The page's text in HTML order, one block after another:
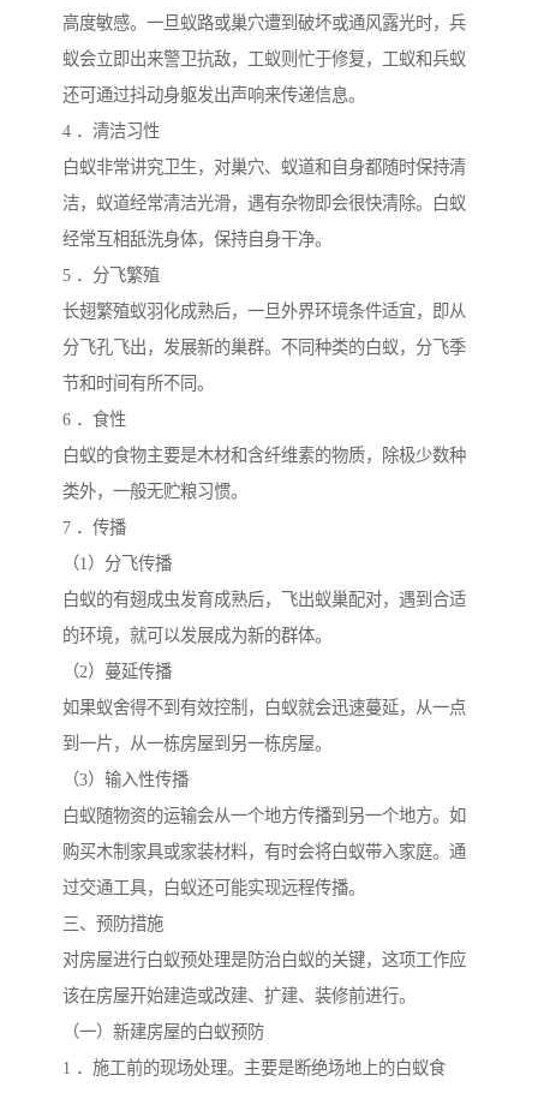
高度敏感。一旦蚁路或巢穴遭到破坏或通风露光时，兵
蚁会立即出来警卫抗敌，工蚁则忙于修复，工蚁和兵蚁
还可通过抖动身躯发出声响来传递信息。
4 ．清洁习性
白蚁非常讲究卫生，对巢穴、蚁道和自身都随时保持清
洁，蚁道经常清洁光滑，遇有杂物即会很快清除。白蚁
经常互相舐洗身体，保持自身干净。
5 ．分飞繁殖
长翅繁殖蚁羽化成熟后，一旦外界环境条件适宜，即从
分飞孔飞出，发展新的巢群。不同种类的白蚁，分飞季
节和时间有所不同。
6 ．食性
白蚁的食物主要是木材和含纤维素的物质，除极少数种
类外，一般无贮粮习惯。
7 ．传播
（1）分飞传播
白蚁的有翅成虫发育成熟后，飞出蚁巢配对，遇到合适
的环境，就可以发展成为新的群体。
（2）蔓延传播
如果蚁舍得不到有效控制，白蚁就会迅速蔓延，从一点
到一片，从一栋房屋到另一栋房屋。
（3）输入性传播
白蚁随物资的运输会从一个地方传播到另一个地方。如
购买木制家具或家装材料，有时会将白蚁带入家庭。通
过交通工具，白蚁还可能实现远程传播。
三、预防措施
对房屋进行白蚁预处理是防治白蚁的关键，这项工作应
该在房屋开始建造或改建、扩建、装修前进行。
（一）新建房屋的白蚁预防
1 ．施工前的现场处理。主要是断绝场地上的白蚁食